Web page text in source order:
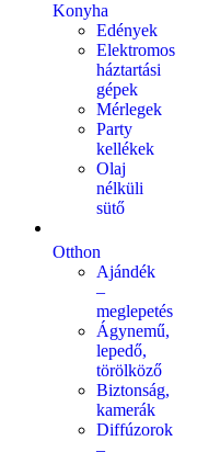
Konyha
Edények
Elektromos
háztartási
gépek
Mérlegek
Party
kellékek
Olaj
nélküli
sütő
Otthon
Ajándék
–
meglepetés
Ágynemű,
lepedő,
törölköző
Biztonság,
kamerák
Diffúzorok